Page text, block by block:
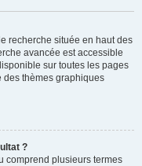
recherche située en haut des
avancée est accessible
sur toutes les pages
des thèmes graphiques
?
comprend plusieurs termes